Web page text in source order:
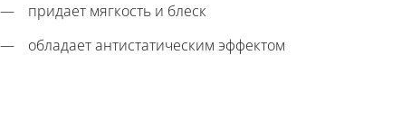
придает мягкость и блеск
обладает антистатическим эффектом